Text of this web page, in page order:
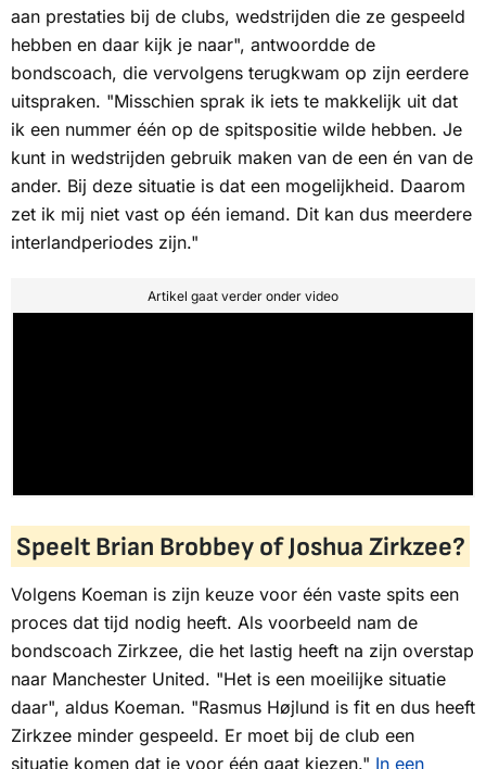
aan prestaties bij de clubs, wedstrijden die ze gespeeld
hebben en daar kijk je naar", antwoordde de
bondscoach, die vervolgens terugkwam op zijn eerdere
uitspraken. "Misschien sprak ik iets te makkelijk uit dat
ik een nummer één op de spitspositie wilde hebben. Je
kunt in wedstrijden gebruik maken van de een én van de
ander. Bij deze situatie is dat een mogelijkheid. Daarom
zet ik mij niet vast op één iemand. Dit kan dus meerdere
interlandperiodes zijn."
Artikel gaat verder onder video
Speelt Brian Brobbey of Joshua Zirkzee?
Volgens Koeman is zijn keuze voor één vaste spits een
proces dat tijd nodig heeft. Als voorbeeld nam de
bondscoach Zirkzee, die het lastig heeft na zijn overstap
naar Manchester United. "Het is een moeilijke situatie
daar", aldus Koeman. "Rasmus Højlund is fit en dus heeft
Zirkzee minder gespeeld. Er moet bij de club een
situatie komen dat je voor één gaat kiezen." In een